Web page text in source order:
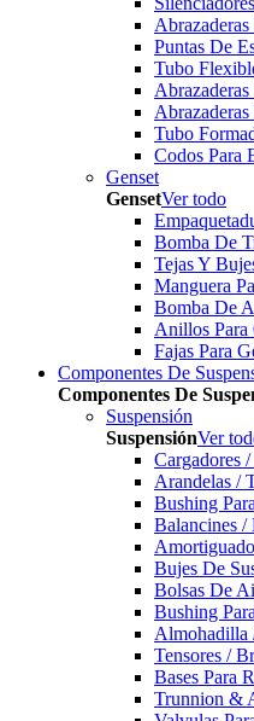
Puntas De
Tubo
Tubo
Codos Para
Genset
GensetVer todo
Bomba De
Tejas Y
Manguera
Bomba De
Anillos Para
Fajas Para
Componentes De
Componentes De
Suspensión
SuspensiónVer
Cargadores
Arandelas /
Bushing
Balancines /
Bujes De
Bolsas De
Bushing
Almohadilla
Tensores /
Bases Para
Trunnion &